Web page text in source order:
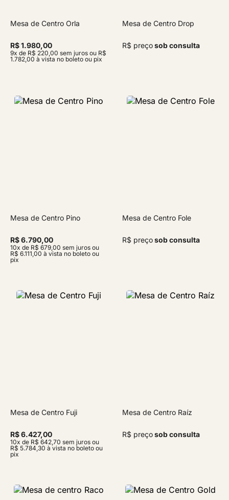
Mesa de Centro Orla
R$ 1.980,00
9x de R$ 220,00 sem juros ou R$
1.782,00 à vista no boleto ou pix
Mesa de Centro Drop
R$ preçosob consulta
Mesa de Centro Pino
R$ 6.790,00
10x de R$ 679,00 sem juros ou
R$ 6.111,00 à vista no boleto ou
pix
Mesa de Centro Fole
R$ preçosob consulta
Mesa de Centro Fuji
R$ 6.427,00
10x de R$ 642,70 sem juros ou
R$ 5.784,30 à vista no boleto ou
pix
Mesa de Centro Raíz
R$ preçosob consulta